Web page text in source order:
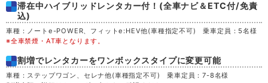
火 18
水 19
木 20
滞在中ハイブリッドレンタカー付！(全車ナビ＆ETC付/免責
込)
車種：ノートe-POWER、フィットe:HEV他(車種指定不可) 乗車定員：5名様
※全車禁煙・AT車となります。
割増でレンタカーをワンボックスタイプに変更可能
車種：ステップワゴン、セレナ他(車種指定不可) 乗車定員：7-8名様